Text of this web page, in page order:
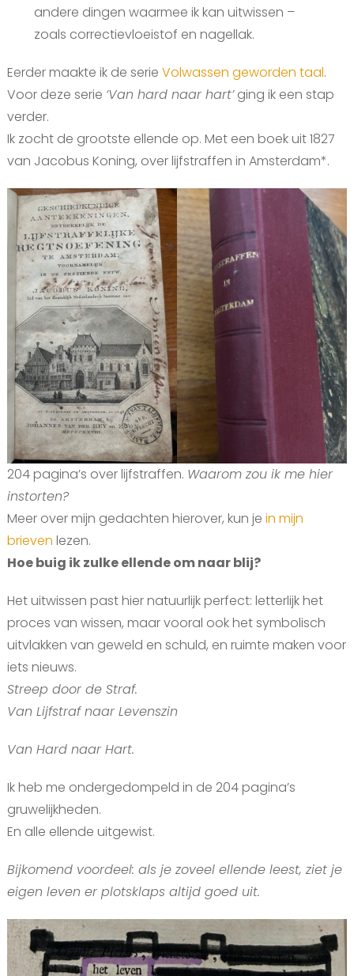
andere dingen waarmee ik kan uitwissen –
zoals correctievloeistof en nagellak.
Eerder maakte ik de serie Volwassen geworden taal.
Voor deze serie ‘Van hard naar hart’ging ik een stap
verder.
Ik zocht de grootste ellende op. Met een boek uit 1827
van Jacobus Koning, over lijfstraffen in Amsterdam*.
204 pagina’s over lijfstraffen. Waarom zou ik me hier
instorten?
Meer over mijn gedachten hierover, kun je in mijn
brieven lezen.
Hoe buig ik zulke ellende om naar blij?
Het uitwissen past hier natuurlijk perfect: letterlijk het
proces van wissen, maar vooral ook het symbolisch
uitvlakken van geweld en schuld, en ruimte maken voor
iets nieuws.
Streep door de Straf.
Van Lijfstraf naar Levenszin
Van Hard naar Hart.
Ik heb me ondergedompeld in de 204 pagina’s
gruwelijkheden.
En alle ellende uitgewist.
Bijkomend voordeel: als je zoveel ellende leest, ziet je
eigen leven er plotsklaps altijd goed uit.